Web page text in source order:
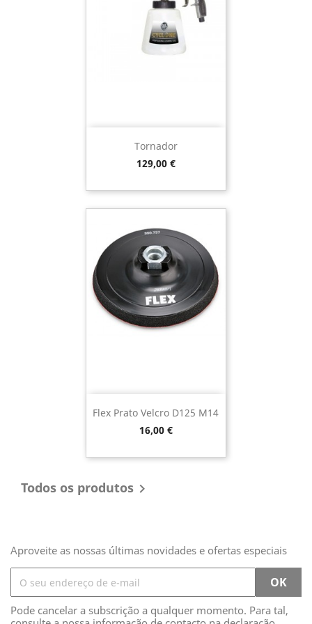
Tornador
Preço
129,00 €
Flex Prato Velcro D125 M14
Preço
16,00 €
Todos os produtos 
Aproveite as nossas últimas novidades e ofertas especiais
Pode cancelar a subscrição a qualquer momento. Para tal,